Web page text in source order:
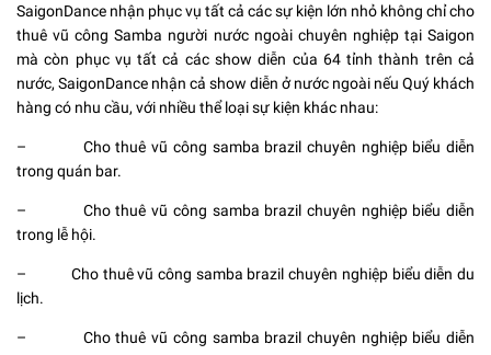
SaigonDance nhận phục vụ tất cả các sự kiện lớn nhỏ không chỉ cho
thuê vũ công Samba người nước ngoài chuyên nghiệp tại Saigon
mà còn phục vụ tất cả các show diễn của 64 tỉnh thành trên cả
nước, SaigonDance nhận cả show diễn ở nước ngoài nếu Quý khách
hàng có nhu cầu, với nhiều thể loại sự kiện khác nhau:
– Cho thuê vũ công samba brazil chuyên nghiệp biểu diễn
trong quán bar.
– Cho thuê vũ công samba brazil chuyên nghiệp biểu diễn
trong lễ hội.
– Cho thuê vũ công samba brazil chuyên nghiệp biểu diễn du
lịch.
– Cho thuê vũ công samba brazil chuyên nghiệp biểu diễn